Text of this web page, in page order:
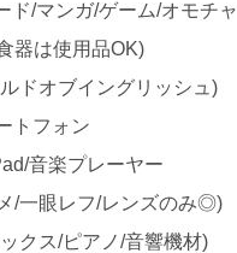
ド/マンガ/ゲーム/オモチャ
器は使用品OK)
ドオブイングリッシュ)
トフォン
音楽プレーヤー
/一眼レフ/レンズのみ◎)
クス/ピアノ/音響機材)